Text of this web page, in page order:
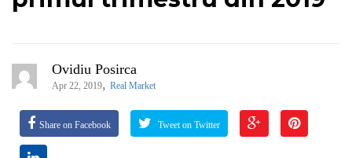
Ovidiu Posirca
Apr 22, 2019, Real Market
Share on Facebook Tweet on Twitter